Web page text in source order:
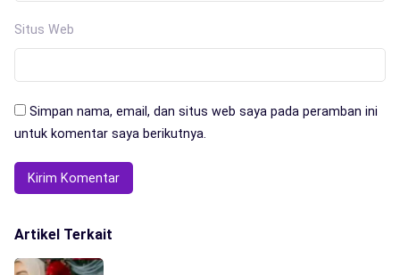
Situs Web
Simpan nama, email, dan situs web saya pada peramban ini
untuk komentar saya berikutnya.
Artikel Terkait